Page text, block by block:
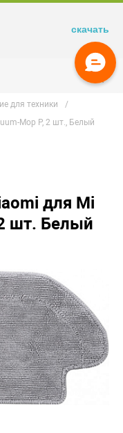
для техники
Mop P, 2 шт., Белый
для Mi
шт. Белый
скачать